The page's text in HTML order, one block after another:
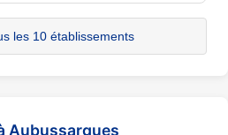
les 10 établissements
Aubussargues